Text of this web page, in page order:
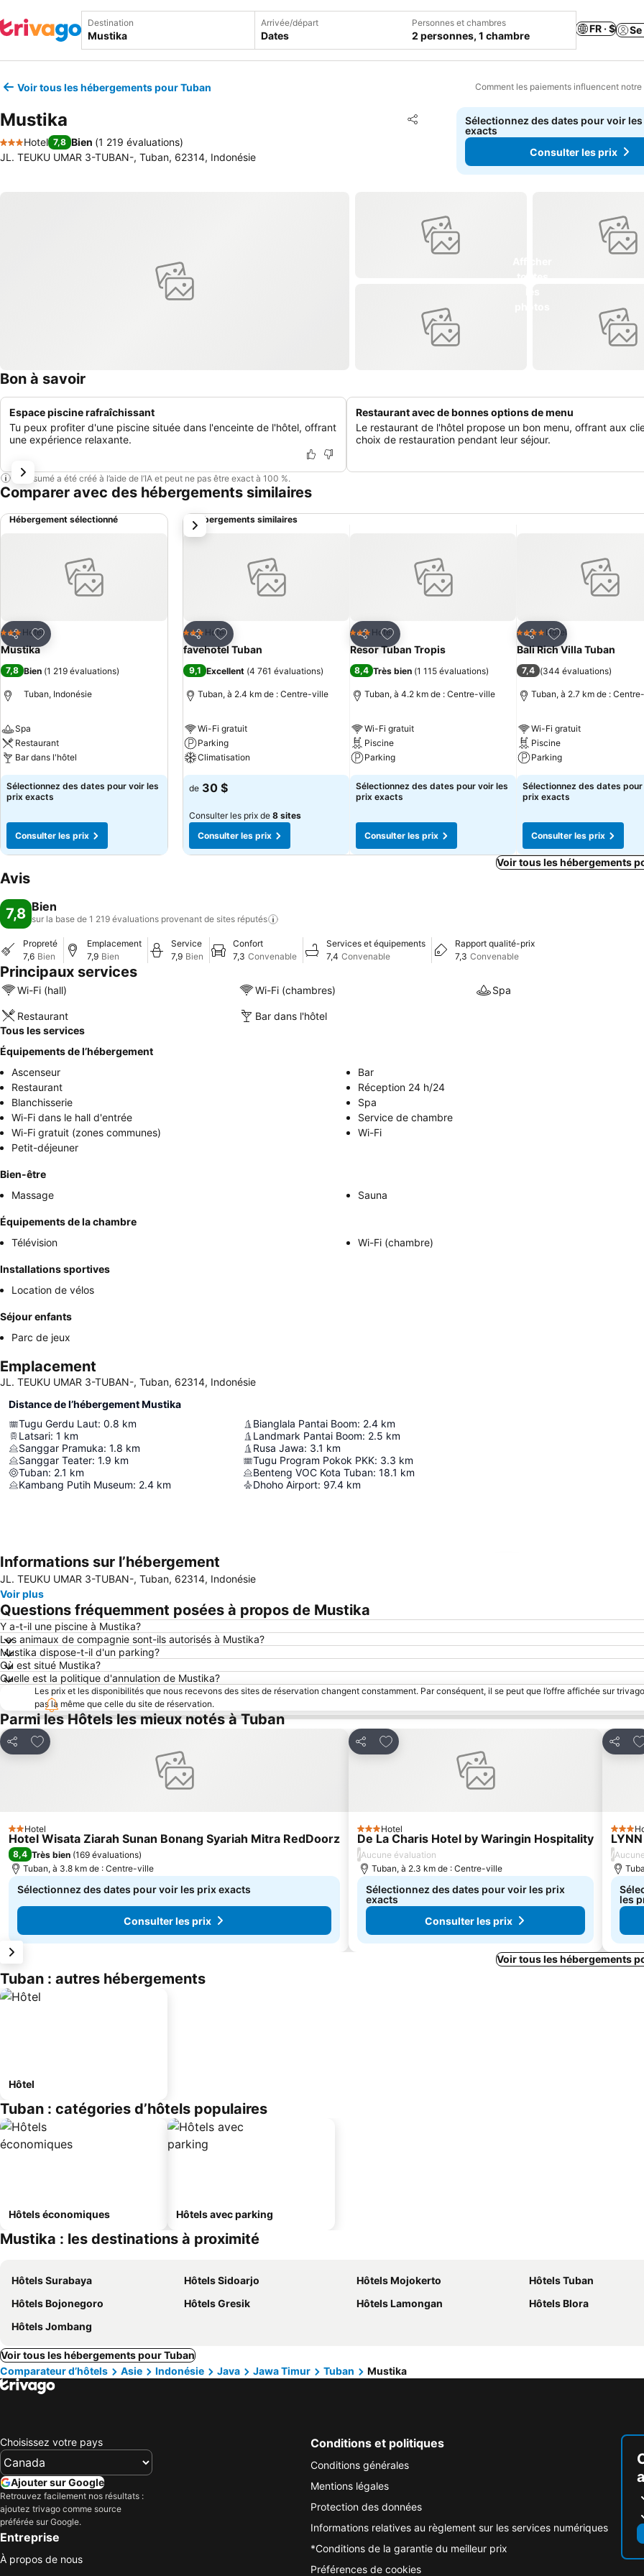
Destination Arrivée/départ
Dates
Personnes et chambres
2 personnes, 1 chambre
FR · $
Voir tous les hébergements pour Tuban Comment les paiements influencent
Mustika Partager
Ajouter à mes favoris
3 Étoiles
Hotel 7,8 Bien (1 219 évaluations)
JL. TEUKU UMAR 3-TUBAN-, Tuban, 62314, Indonésie
Sélectionnez des dates pour voir
exacts
Consulter les prix
Bon à savoir
Espace piscine rafraîchissant
Tu peux profiter d'une piscine située dans l'enceinte de l'hôtel, offrant
une expérience relaxante.
Restaurant avec de bonnes options de menu
Le restaurant de l'hôtel propose un bon menu, offrant aux
choix de restauration pendant leur séjour.
Ce résumé a été créé à l’aide de l’IA et peut ne pas être exact à 100 %.
Comparer avec des hébergements similaires
Hébergement sélectionné
Partager
Ajouter à mes favoris
3 ÉtoilesHotel
Mustika
7,8 Bien (1 219 évaluations)
Tuban, Indonésie
Spa
Restaurant
Bar dans l'hôtel
Sélectionnez des dates pour voir les
prix exacts
Consulter les prix
Hébergements similaires
Partager
Ajouter à mes favoris
3 ÉtoilesHotel
favehotel Tuban
9,1 Excellent (4 761 évaluations)
Tuban, à 2.4 km de : Centre-ville
Wi-Fi gratuit
Parking
Climatisation
de 30 $
Consulter les prix de 8 sites
Consulter les prix
Partager
Ajouter à mes favoris
3 ÉtoilesHotel
Resor Tuban Tropis
8,4 Très bien (1 115 évaluations)
Tuban, à 4.2 km de : Centre-ville
Wi-Fi gratuit
Piscine
Parking
Sélectionnez des dates pour voir les
prix exacts
Consulter les prix
Partager
Ajouter à mes
4 ÉtoilesHotel
Bali Rich Villa Tuban
7,4 (344 évaluations)
Tuban, à 2.7 km de :
Wi-Fi gratuit
Piscine
Parking
Sélectionnez des dates pour
prix exacts
Consulter les prix
suivant
Voir tous les hébergements
Avis
7,8 Bien
sur la base de 1 219 évaluations provenant de sites réputés
Propreté
7,6 Bien
Emplacement
7,9 Bien
Service
7,9 Bien
Confort
7,3 Convenable
Services et équipements
7,4 Convenable
Rapport qualité-prix
7,3 Convenable
Principaux services
Wi-Fi (hall) Wi-Fi (chambres) Spa
Restaurant
Bar dans l'hôtel
Tous les services
Équipements de l’hébergement
Ascenseur
Bar
Restaurant
Réception 24 h/24
Blanchisserie
Spa
Wi-Fi dans le hall d'entrée
Service de chambre
Wi-Fi gratuit (zones communes)
Wi-Fi
Petit-déjeuner
Bien-être
Massage
Sauna
Équipements de la chambre
Télévision
Wi-Fi (chambre)
Installations sportives
Location de vélos
Séjour enfants
Parc de jeux
Emplacement
JL. TEUKU UMAR 3-TUBAN-, Tuban, 62314, Indonésie
Distance de l’hébergement Mustika
Tugu Gerdu Laut: 0.8 km
Latsari: 1 km
Sanggar Pramuka: 1.8 km
Sanggar Teater: 1.9 km
Tuban: 2.1 km
Kambang Putih Museum: 2.4 km
Bianglala Pantai Boom: 2.4 km
Landmark Pantai Boom: 2.5 km
Rusa Jawa: 3.1 km
Tugu Program Pokok PKK: 3.3 km
Benteng VOC Kota Tuban: 18.1 km
Dhoho Airport: 97.4 km
Informations sur l’hébergement
JL. TEUKU UMAR 3-TUBAN-, Tuban, 62314, Indonésie
Voir plus
Questions fréquemment posées à propos de Mustika
Y a-t-il une piscine à Mustika?
Les animaux de compagnie sont-ils autorisés à Mustika?
Mustika dispose-t-il d'un parking?
Où est situé Mustika?
Quelle est la politique d'annulation de Mustika?
Les prix et les disponibilités que nous recevons des sites de réservation changent constamment. Par conséquent, il se peut que l’offre affichée sur
pas la même que celle du site de réservation.
Parmi les Hôtels les mieux notés à Tuban
Partager
Ajouter à mes favoris
2 Étoiles
Hotel
Hotel Wisata Ziarah Sunan Bonang Syariah Mitra RedDoorz
8,4 Très bien (169 évaluations)
Tuban, à 3.8 km de : Centre-ville
Sélectionnez des dates pour voir les prix exacts
Consulter les prix
Partager
Ajouter à mes favoris
3 Étoiles
Hotel
De La Charis Hotel by Waringin Hospitality
/Aucune évaluation
Tuban, à 2.3 km de : Centre-ville
Sélectionnez des dates pour voir les prix
exacts
Consulter les prix
3
/
les
Voir tous les hébergements
Tuban : autres hébergements
Hôtel
Tuban : catégories d’hôtels populaires
Hôtels économiques Hôtels avec parking
Mustika : les destinations à proximité
Hôtels Surabaya Hôtels Sidoarjo Hôtels Mojokerto
Hôtels Tuban
Hôtels Bojonegoro
Hôtels Gresik Hôtels Lamongan
Hôtels Blora
Hôtels Jombang
Voir tous les hébergements pour Tuban
Comparateur d’hôtels
Asie Indonésie Java Jawa Timur Tuban Mustika
Choisissez votre pays
Ajouter sur Google
Retrouvez facilement nos résultats :
ajoutez trivago comme source
préférée sur Google.
Entreprise
À propos de nous
Conditions et politiques
Conditions générales
Mentions légales
Protection des données
Informations relatives au règlement sur les services numériques
*Conditions de la garantie du meilleur prix
Préférences de cookies